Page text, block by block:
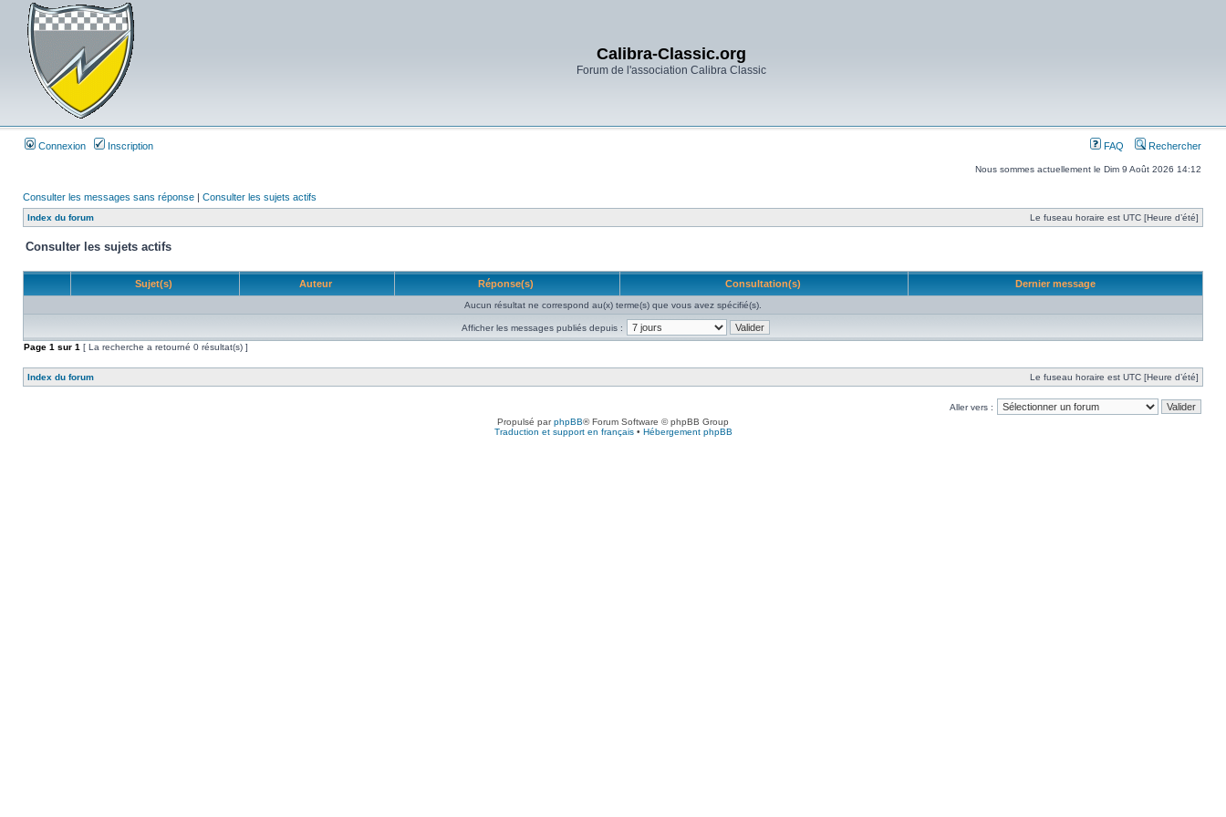
Calibra-Classic.org
Forum de l'association Calibra Classic
Connexion Inscription FAQ Rechercher
Nous sommes actuellement le Dim 9 Août 2026 14:12
Consulter les messages sans réponse | Consulter les sujets actifs
Index du forum Le fuseau horaire est UTC [Heure d’été]
Consulter les sujets actifs
Sujet(s) Auteur Réponse(s) Consultation(s) Dernier message
Aucun résultat ne correspond au(x) terme(s) que vous avez spécifié(s).
Afficher les messages publiés depuis :
Page 1 sur 1 [ La recherche a retourné 0 résultat(s) ]
Index du forum Le fuseau horaire est UTC [Heure d’été]
Aller vers :
Propulsé parphpBB® Forum Software © phpBB Group
Traduction et support en français• Hébergement phpBB